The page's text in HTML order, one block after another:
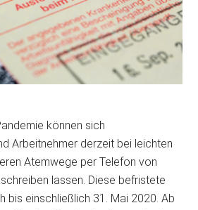
können sich
Arbeitnehmer derzeit bei leichten
Atemwege per Telefon von
lassen. Diese befristete
bis einschließlich 31. Mai 2020. Ab